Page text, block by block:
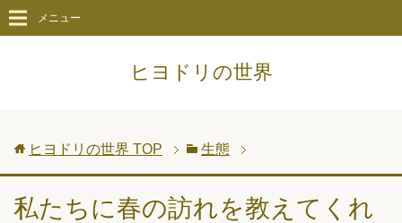
ヒヨドリの世界
メニュー
ヒヨドリの世界 TOP 生態
私たちに春の訪れを教えてくれ